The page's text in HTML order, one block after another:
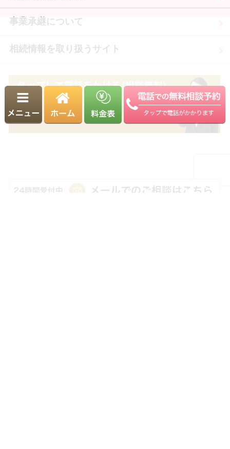
事業承継について
相続情報を取り扱うサイト
03-5981-8131